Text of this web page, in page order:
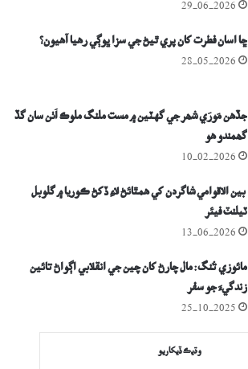
29-06-2026
ڇا اسان فطرت کان پري ٿيڻ جي سزا ڀوڳي رهيا آهيون؟
28-05-2026
جڏهن مَورَي شھر جي گهٽين ۾ مست ملنگ ملوڪ اُٺن سان گڏ
گھمندو هو
10-02-2026
بين الاقوامي شاگردن کي ھمٿائڻ لاءِ ڏکڻ ڪوريا ۾ گلوبل
ٽيلنٽ فيئر
13-06-2026
مائوزي تُنگ: مال چارڻ کان چين جي انقلابي اڳواڻ تائين
زندگيءَ جو سفر
25-10-2025
وڌيڪ ڏيکاريو